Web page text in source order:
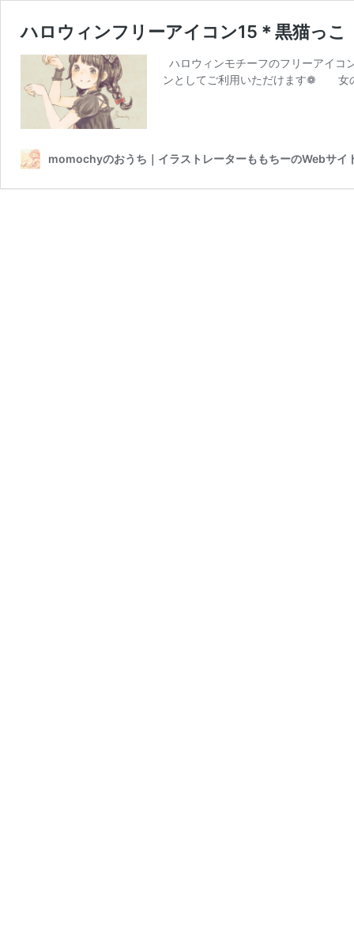
ハロウィンフリーアイコン15＊黒猫っこ
ハロウィンモチーフのフリーアイ
ンとしてご利用いただけます❁ 女
momochyのおうち｜イラストレーターももちーのWebサイ